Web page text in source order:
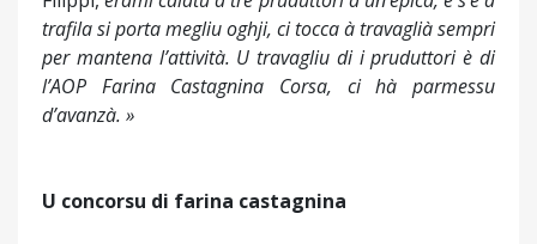
trafila si porta megliu oghji, ci tocca à travaglià sempri
per mantena l’attività. U travagliu di i pruduttori è di
l’AOP Farina Castagnina Corsa, ci hà parmessu
d’avanzà. »
U concorsu di farina castagnina